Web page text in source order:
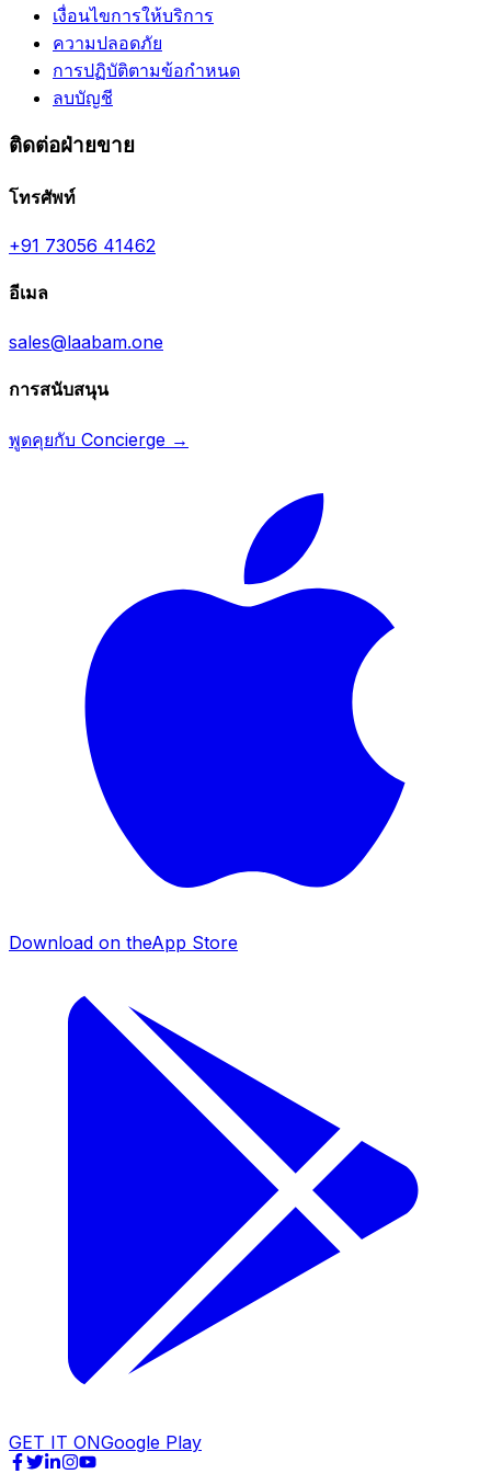
เงื่อนไขการให้บริการ
ความปลอดภัย
การปฏิบัติตามข้อกำหนด
ลบบัญชี
ติดต่อฝ่ายขาย
โทรศัพท์
+91 73056 41462
อีเมล
sales@laabam.one
การสนับสนุน
พูดคุยกับ Concierge →
Download on theApp Store
GET IT ONGoogle Play